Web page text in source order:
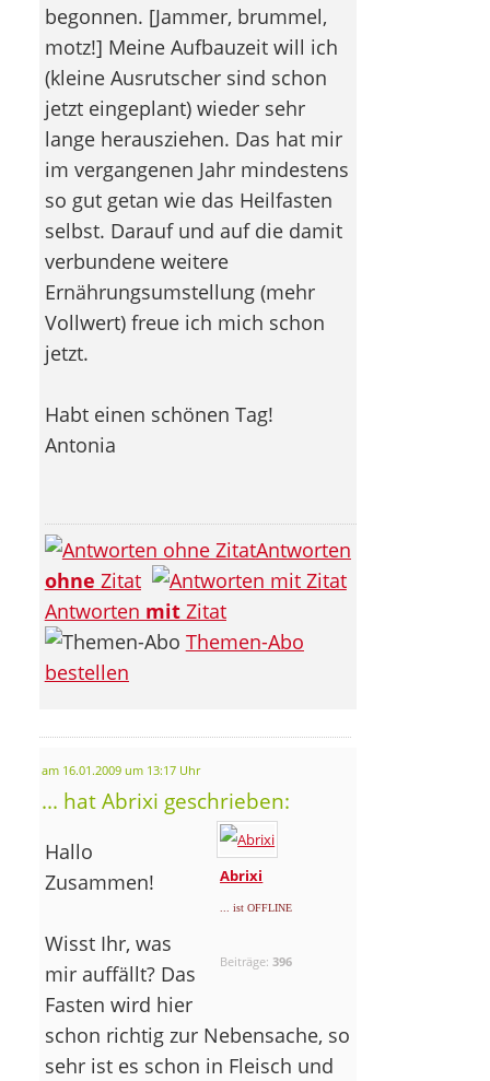
begonnen. [Jammer, brummel,
motz!] Meine Aufbauzeit will ich
(kleine Ausrutscher sind schon
jetzt eingeplant) wieder sehr
lange herausziehen. Das hat mir
im vergangenen Jahr mindestens
so gut getan wie das Heilfasten
selbst. Darauf und auf die damit
verbundene weitere
Ernährungsumstellung (mehr
Vollwert) freue ich mich schon
jetzt.
Habt einen schönen Tag!
Antonia
Antworten
ohne Zitat
Antworten mitZitat
Themen-Abo
bestellen
am 16.01.2009 um 13:17 Uhr
... hat Abrixi geschrieben:
Abrixi
... ist OFFLINE
Beiträge:396
Hallo
Zusammen!
Wisst Ihr, was
mir auffällt? Das
Fasten wird hier
schon richtig zur Nebensache, so
sehr ist es schon in Fleisch und